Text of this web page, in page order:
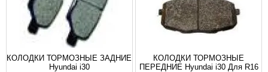
КОЛОДКИ ТОРМОЗНЫЕ ЗАДНИЕ
Hyundai i30
КОЛОДКИ ТОРМОЗНЫЕ
ПЕРЕДНИЕ Hyundai i30 Для R16